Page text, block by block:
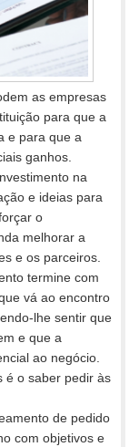
as empresas
para que a
e para que a
ganhos.
na
e ideias para
o
melhorar a
e os parceiros.
termine com
vá ao encontro
lhe sentir que
e que a
ao negócio.
é o saber pedir às
de pedido
com objetivos e